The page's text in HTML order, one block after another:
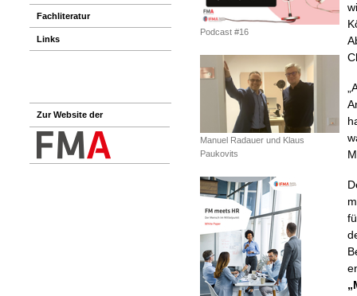
Fachliteratur
Links
Zur Website der
Podcast #16
Manuel Radauer und Klaus
Paukovits